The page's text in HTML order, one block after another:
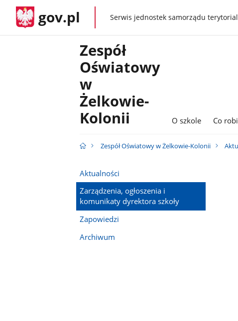
gov.pl gov.plSerwis jednostek samorządu
Zespół
Oświatowy
w
Żelkowie-
Kolonii
O szkole Co
Zespół Oświatowy w Żelkowie-Kolonii
Aktualności
Zarządzenia, ogłoszenia i
komunikaty dyrektora szkoły
Zapowiedzi
Archiwum